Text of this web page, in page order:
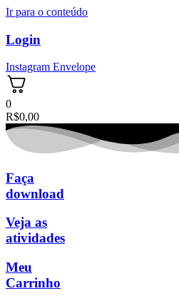
Ir para o conteúdo
Login
Instagram Envelope
0
R$0,00
Faça
download
Veja as
atividades
Meu
Carrinho